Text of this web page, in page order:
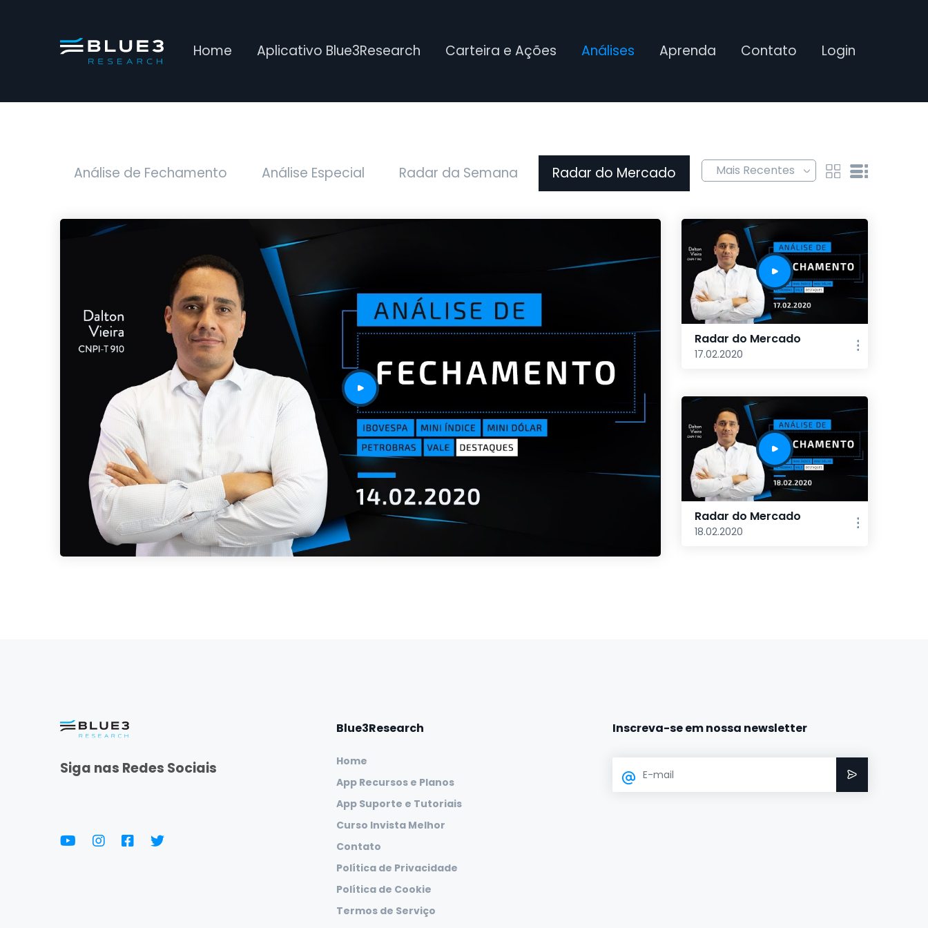
Home Aplicativo Blue3Research Carteira e Ações Análises Aprenda Contato Login
Análise de Fechamento Análise Especial Radar da Semana Radar do Mercado
Radar do Mercado
17.02.2020
Radar do Mercado
18.02.2020
Siga nas Redes Sociais
Blue3Research
Home
App Recursos e Planos
App Suporte e Tutoriais
Curso Invista Melhor
Contato
Política de Privacidade
Política de Cookie
Termos de Serviço
Inscreva-se em nossa newsletter